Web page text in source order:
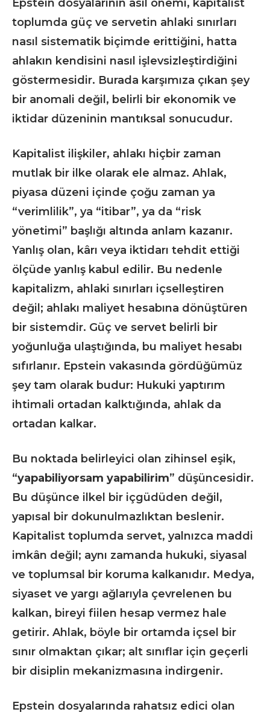
Epstein dosyalarının asıl önemi, kapitalist
toplumda güç ve servetin ahlaki sınırları
nasıl sistematik biçimde erittiğini, hatta
ahlakın kendisini nasıl işlevsizleştirdiğini
göstermesidir. Burada karşımıza çıkan şey
bir anomali değil, belirli bir ekonomik ve
iktidar düzeninin mantıksal sonucudur.
Kapitalist ilişkiler, ahlakı hiçbir zaman
mutlak bir ilke olarak ele almaz. Ahlak,
piyasa düzeni içinde çoğu zaman ya
“verimlilik”, ya “itibar”, ya da “risk
yönetimi” başlığı altında anlam kazanır.
Yanlış olan, kârı veya iktidarı tehdit ettiği
ölçüde yanlış kabul edilir. Bu nedenle
kapitalizm, ahlaki sınırları içselleştiren
değil; ahlakı maliyet hesabına dönüştüren
bir sistemdir. Güç ve servet belirli bir
yoğunluğa ulaştığında, bu maliyet hesabı
sıfırlanır. Epstein vakasında gördüğümüz
şey tam olarak budur: Hukuki yaptırım
ihtimali ortadan kalktığında, ahlak da
ortadan kalkar.
Bu noktada belirleyici olan zihinsel eşik,
“yapabiliyorsam yapabilirim” düşüncesidir.
Bu düşünce ilkel bir içgüdüden değil,
yapısal bir dokunulmazlıktan beslenir.
Kapitalist toplumda servet, yalnızca maddi
imkân değil; aynı zamanda hukuki, siyasal
ve toplumsal bir koruma kalkanıdır. Medya,
siyaset ve yargı ağlarıyla çevrelenen bu
kalkan, bireyi fiilen hesap vermez hale
getirir. Ahlak, böyle bir ortamda içsel bir
sınır olmaktan çıkar; alt sınıflar için geçerli
bir disiplin mekanizmasına indirgenir.
Epstein dosyalarında rahatsız edici olan